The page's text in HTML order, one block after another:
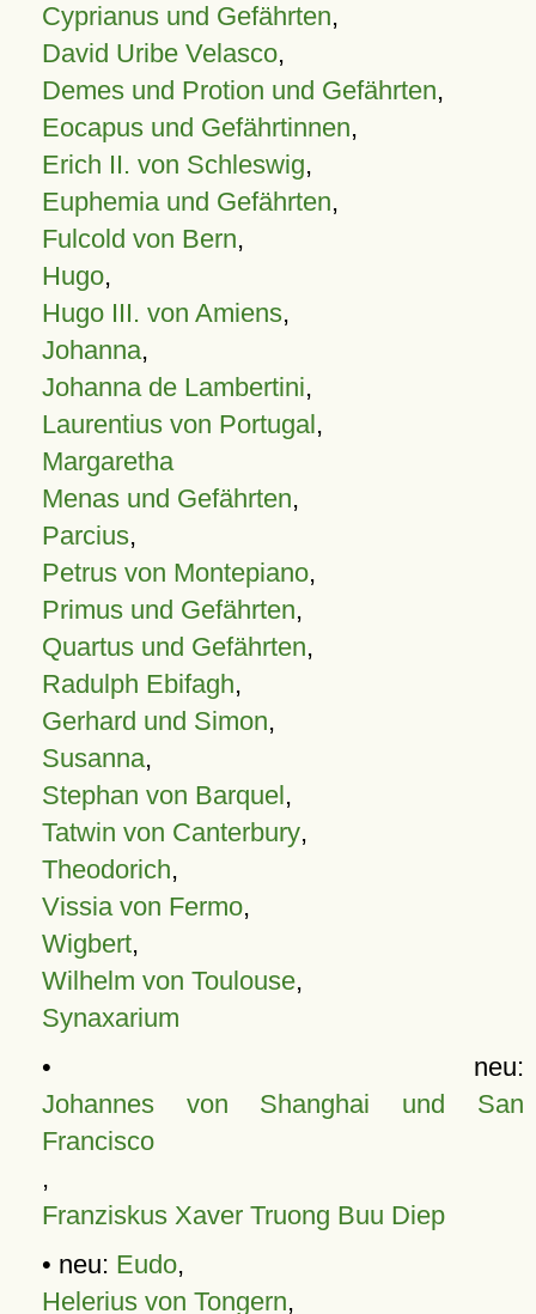
Cyprianus und Gefährten,
David Uribe Velasco,
Demes und Protion und Gefährten,
Eocapus und Gefährtinnen,
Erich II. von Schleswig,
Euphemia und Gefährten,
Fulcold von Bern,
Hugo,
Hugo III. von Amiens,
Johanna,
Johanna de Lambertini,
Laurentius von Portugal,
Margaretha
Menas und Gefährten,
Parcius,
Petrus von Montepiano,
Primus und Gefährten,
Quartus und Gefährten,
Radulph Ebifagh,
Gerhard und Simon,
Susanna,
Stephan von Barquel,
Tatwin von Canterbury,
Theodorich,
Vissia von Fermo,
Wigbert,
Wilhelm von Toulouse,
Synaxarium
• neu:
Johannes von Shanghai und San
Francisco
,
Franziskus Xaver Truong Buu Diep
• neu: Eudo,
Helerius von Tongern,